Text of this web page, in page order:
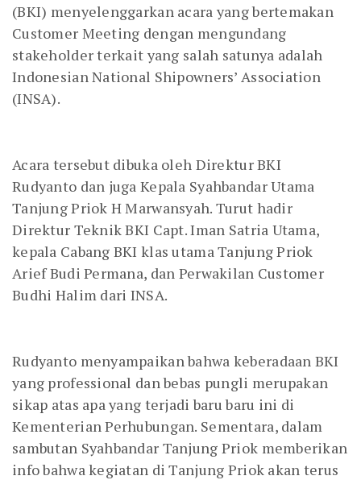
(BKI) menyelenggarkan acara yang bertemakan
Customer Meeting dengan mengundang
stakeholder terkait yang salah satunya adalah
Indonesian National Shipowners’ Association
(INSA).
Acara tersebut dibuka oleh Direktur BKI
Rudyanto dan juga Kepala Syahbandar Utama
Tanjung Priok H Marwansyah. Turut hadir
Direktur Teknik BKI Capt. Iman Satria Utama,
kepala Cabang BKI klas utama Tanjung Priok
Arief Budi Permana, dan Perwakilan Customer
Budhi Halim dari INSA.
Rudyanto menyampaikan bahwa keberadaan BKI
yang professional dan bebas pungli merupakan
sikap atas apa yang terjadi baru baru ini di
Kementerian Perhubungan. Sementara, dalam
sambutan Syahbandar Tanjung Priok memberikan
info bahwa kegiatan di Tanjung Priok akan terus